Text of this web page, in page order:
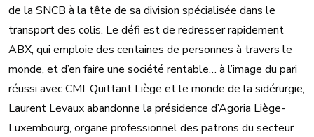
de la SNCB à la tête de sa division spécialisée dans le
transport des colis. Le défi est de redresser rapidement
ABX, qui emploie des centaines de personnes à travers le
monde, et d’en faire une société rentable… à l’image du pari
réussi avec CMI. Quittant Liège et le monde de la sidérurgie,
Laurent Levaux abandonne la présidence d’Agoria Liège-
Luxembourg, organe professionnel des patrons du secteur